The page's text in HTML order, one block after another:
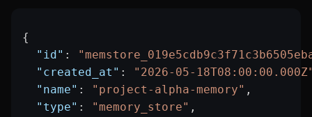
{
  "id"
:
  "created_at"
:
"2026-05-
  "name"
: "project-alpha-memory" ,
  "type"
: "memory_store" ,